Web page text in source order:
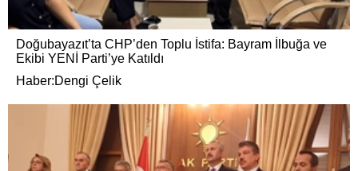
Doğubayazıt’ta CHP’den Toplu İstifa: Bayram İlbuğa ve
Ekibi YENİ Parti’ye Katıldı
Haber:Dengi Çelik